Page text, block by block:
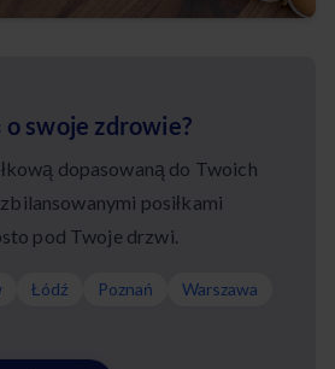
o swoje zdrowie?
dopasowaną do Twoich
posiłkami
pod Twoje drzwi.
Łódź Poznań
Warszawa